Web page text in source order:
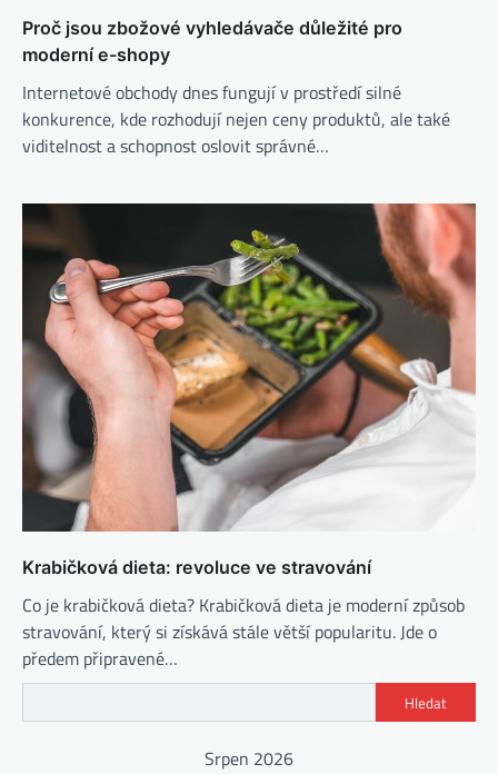
Proč jsou zbožové vyhledávače důležité pro
moderní e-shopy
Internetové obchody dnes fungují v prostředí silné
konkurence, kde rozhodují nejen ceny produktů, ale také
viditelnost a schopnost oslovit správné…
Krabičková dieta: revoluce ve stravování
Co je krabičková dieta? Krabičková dieta je moderní způsob
stravování, který si získává stále větší popularitu. Jde o
předem připravené…
Hledat
Srpen 2026